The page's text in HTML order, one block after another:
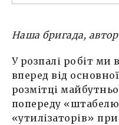
Наша бригада, автор
У розпалі робіт ми
вперед від
розмітці
попереду
«утилізаторів»